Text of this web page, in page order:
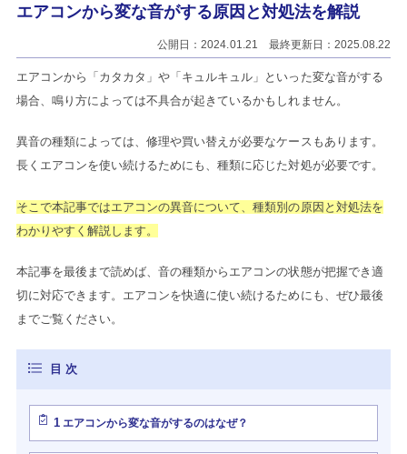
エアコンから変な音がする原因と対処法を解説
公開日：2024.01.21 最終更新日：2025.08.22
エアコンから「カタカタ」や「キュルキュル」といった変な音がする
場合、鳴り方によっては不具合が起きているかもしれません。
異音の種類によっては、修理や買い替えが必要なケースもあります。
長くエアコンを使い続けるためにも、種類に応じた対処が必要です。
そこで本記事ではエアコンの異音について、種類別の原因と対処法を
わかりやすく解説します。
本記事を最後まで読めば、音の種類からエアコンの状態が把握でき適
切に対応できます。エアコンを快適に使い続けるためにも、ぜひ最後
までご覧ください。
1エアコンから変な音がするのはなぜ？